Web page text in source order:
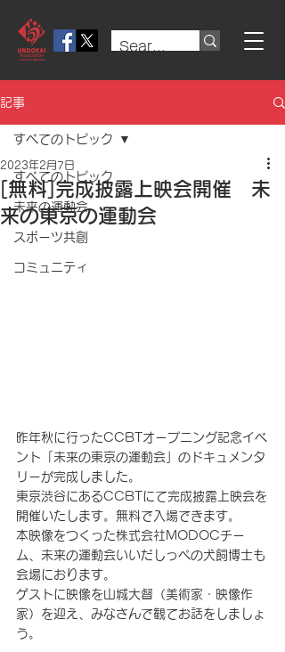
記事
すべてのトピック
未来の運動会
スポーツ共創
コミュニティ
すべてのトピック
[無料]完成披露上映会開催 未
来の東京の運動会
2023年2月7日
昨年秋に行ったCCBTオープニング記念イベ
ント「未来の東京の運動会」のドキュメンタ
リーが完成しました。
東京渋谷にあるCCBTにて完成披露上映会を
開催いたします。無料で入場できます。
本映像をつくった株式会社MODOCチー
ム、未来の運動会いいだしっぺの犬飼博士も
会場におります。
ゲストに映像を山城大督（美術家・映像作
家）を迎え、みなさんで観てお話をしましょ
う。